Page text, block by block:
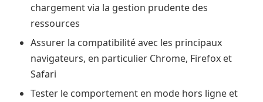
chargement via la gestion prudente des
ressources
Assurer la compatibilité avec les principaux
navigateurs, en particulier Chrome, Firefox et
Safari
Tester le comportement en mode hors ligne et